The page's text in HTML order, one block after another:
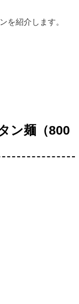
を紹介します。
ン麺（800